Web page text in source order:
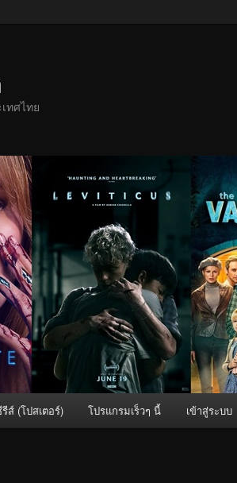
ทศไทย
ส์ (โปสเตอร์) โปรแกรมเร็วๆ นี้ เข้าสู่ระบบ